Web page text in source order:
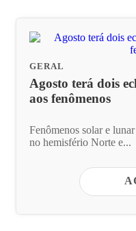
GERAL
Agosto terá dois
aos fenômenos
Fenômenos solar e
no hemisfério Norte e...